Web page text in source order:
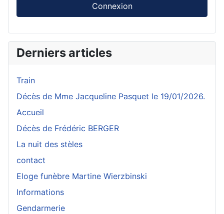
Connexion
Derniers articles
Train
Décès de Mme Jacqueline Pasquet le 19/01/2026.
Accueil
Décès de Frédéric BERGER
La nuit des stèles
contact
Eloge funèbre Martine Wierzbinski
Informations
Gendarmerie